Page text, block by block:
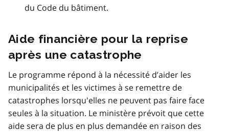
du Code du bâtiment.
Aide financière pour la reprise
après une catastrophe
Le programme répond à la nécessité d’aider les
municipalités et les victimes à se remettre de
catastrophes lorsqu'elles ne peuvent pas faire face
seules à la situation. Le ministère prévoit que cette
aide sera de plus en plus demandée en raison des